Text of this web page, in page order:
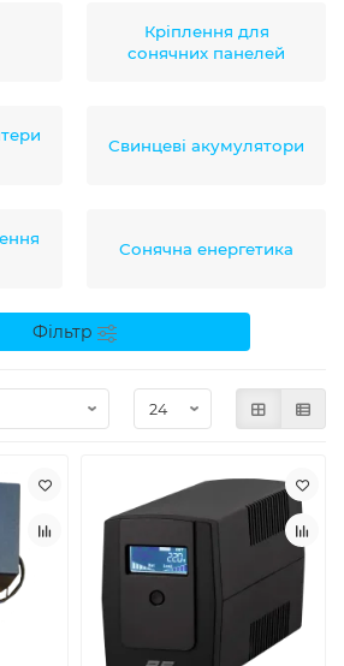
Кріплення для
сонячних панелей
Свинцеві акумулятори
Сонячна енергетика
Фільтр